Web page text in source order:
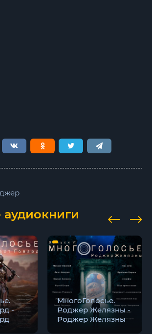
-
МногоГолосье.
Роджер Желязны -
Роджер Желязны